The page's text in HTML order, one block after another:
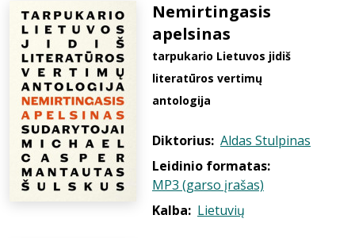
Nemirtingasis
apelsinas
tarpukario Lietuvos jidiš
literatūros vertimų
antologija
Diktorius: Aldas Stulpinas
Leidinio formatas:
MP3 (garso įrašas)
Kalba: Lietuvių